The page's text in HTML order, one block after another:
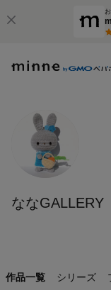
ななGALLERY
作品一覧 シリーズ